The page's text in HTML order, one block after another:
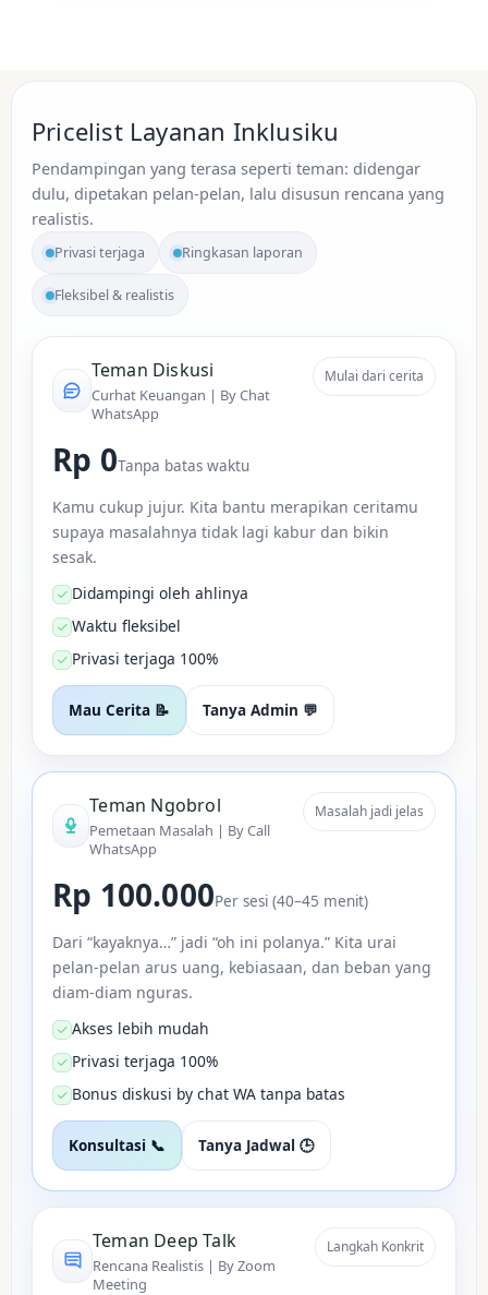
Pricelist Layanan Inklusiku
Pendampingan yang terasa seperti teman: didengar
dulu, dipetakan pelan-pelan, lalu disusun rencana yang
realistis.
Privasi terjaga Ringkasan laporan
Fleksibel & realistis
Teman Diskusi
Curhat Keuangan | By Chat
WhatsApp
Mulai dari cerita
Rp 0Tanpa batas waktu
Kamu cukup jujur. Kita bantu merapikan ceritamu
supaya masalahnya tidak lagi kabur dan bikin
sesak.
Didampingi oleh ahlinya
Waktu fleksibel
Privasi terjaga 100%
Mau Cerita 📝 Tanya Admin 💬
Teman Ngobrol
Pemetaan Masalah | By Call
WhatsApp
Masalah jadi jelas
Rp 100.000Per sesi (40–45 menit)
Dari “kayaknya…” jadi “oh ini polanya.” Kita urai
pelan-pelan arus uang, kebiasaan, dan beban yang
diam-diam nguras.
Akses lebih mudah
Privasi terjaga 100%
Bonus diskusi by chat WA tanpa batas
Konsultasi 📞 Tanya Jadwal 🕒
Teman Deep Talk
Rencana Realistis | By Zoom
Meeting
Langkah Konkrit